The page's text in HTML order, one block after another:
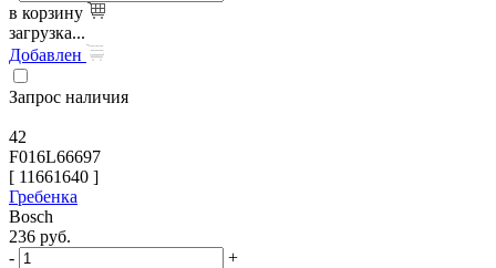
в корзину
загрузка...
Добавлен
Запрос наличия
42
F016L66697
[ 11661640 ]
Гребенка
Bosch
236 руб.
-
+